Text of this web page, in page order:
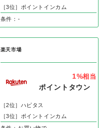
［3位］ポイントインカム
条件：-
楽天市場
1%相当
ポイントタウン
［2位］ハピタス
［3位］ポイントインカム